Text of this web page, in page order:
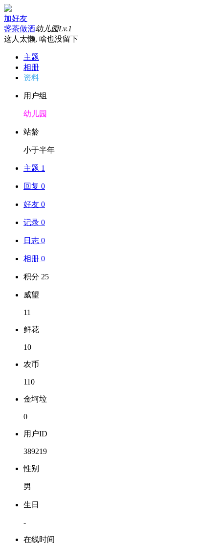
加好友
盏茶做酒幼儿园Lv.1
这人太懒, 啥也没留下
主题
相册
资料
用户组
幼儿园
站龄
小于半年
主题 1
回复 0
好友 0
记录 0
日志 0
相册 0
积分 25
威望
11
鲜花
10
农币
110
金坷垃
0
用户ID
389219
性别
男
生日
-
在线时间